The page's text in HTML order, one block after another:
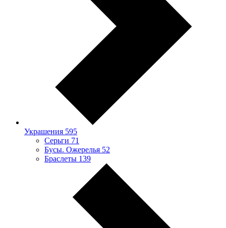
Украшения 595
Серьги 71
Бусы. Ожерелья 52
Браслеты 139